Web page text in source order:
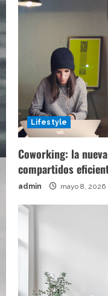
Lifestyle
Coworking: la
compartidos
admin mayo 8, 2026